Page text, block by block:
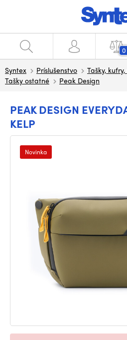
0
Syntex Príslušenstvo
Tašky,
Tašky ostatné
Peak Design
PEAK DESIGN
KELP
Novinka